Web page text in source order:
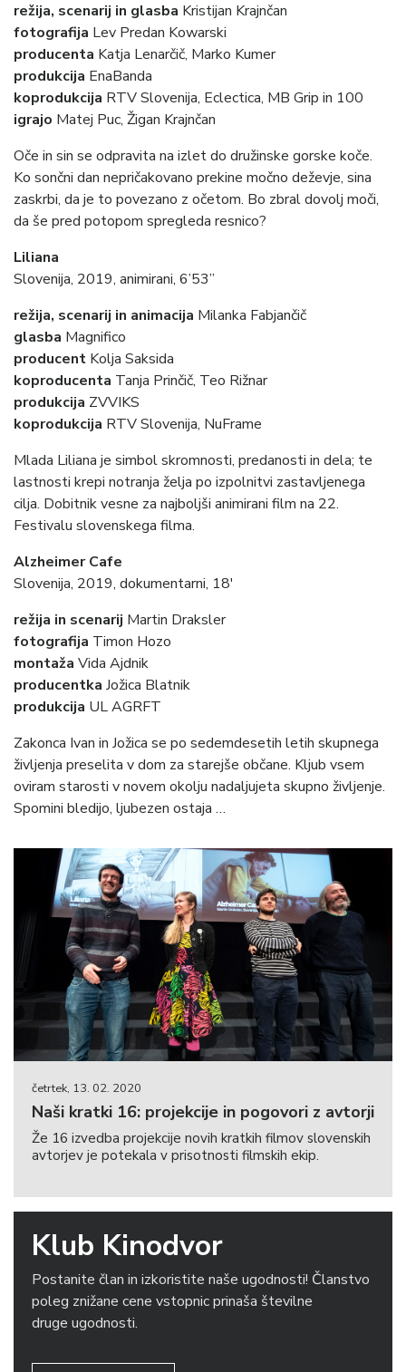
režija, scenarij in glasba Kristijan Krajnčan
fotografija Lev Predan Kowarski
producenta Katja Lenarčič, Marko Kumer
produkcija EnaBanda
koprodukcija RTV Slovenija, Eclectica, MB Grip in 100
igrajo Matej Puc, Žigan Krajnčan
Oče in sin se odpravita na izlet do družinske gorske koče.
Ko sončni dan nepričakovano prekine močno deževje, sina
zaskrbi, da je to povezano z očetom. Bo zbral dovolj moči,
da še pred potopom spregleda resnico?
Liliana
Slovenija, 2019, animirani, 6’53”
režija, scenarij in animacija Milanka Fabjančič
glasba Magnifico
producent Kolja Saksida
koproducenta Tanja Prinčič, Teo Rižnar
produkcija ZVVIKS
koprodukcija RTV Slovenija, NuFrame
Mlada Liliana je simbol skromnosti, predanosti in dela; te
lastnosti krepi notranja želja po izpolnitvi zastavljenega
cilja. Dobitnik vesne za najboljši animirani film na 22.
Festivalu slovenskega filma.
Alzheimer Cafe
Slovenija, 2019, dokumentarni, 18′
režija in scenarij Martin Draksler
fotografija Timon Hozo
montaža Vida Ajdnik
producentka Jožica Blatnik
produkcija UL AGRFT
Zakonca Ivan in Jožica se po sedemdesetih letih skupnega
življenja preselita v dom za starejše občane. Kljub vsem
oviram starosti v novem okolju nadaljujeta skupno življenje.
Spomini bledijo, ljubezen ostaja …
četrtek, 13. 02. 2020
Naši kratki 16: projekcije in pogovori z avtorji
Že 16 izvedba projekcije novih kratkih filmov slovenskih
avtorjev je potekala v prisotnosti filmskih ekip.
Klub Kinodvor
Postanite član in izkoristite naše ugodnosti! Članstvo
poleg znižane cene vstopnic prinaša številne
druge ugodnosti.